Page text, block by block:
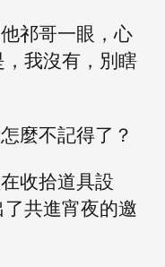
祁哥一眼，心
我沒有，別瞎
麼不記得了？
收拾道具設
共進宵夜的邀